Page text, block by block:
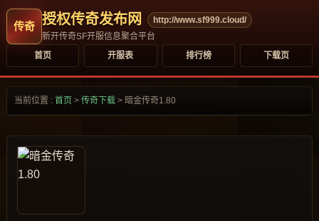
授权传奇发布网
http://www.sf999.cloud/
新开传奇SF开服信息聚合平台
首页
开服表 排行榜 下载页
当前位置 : 首页 > 传奇下载 > 暗金传奇1.80